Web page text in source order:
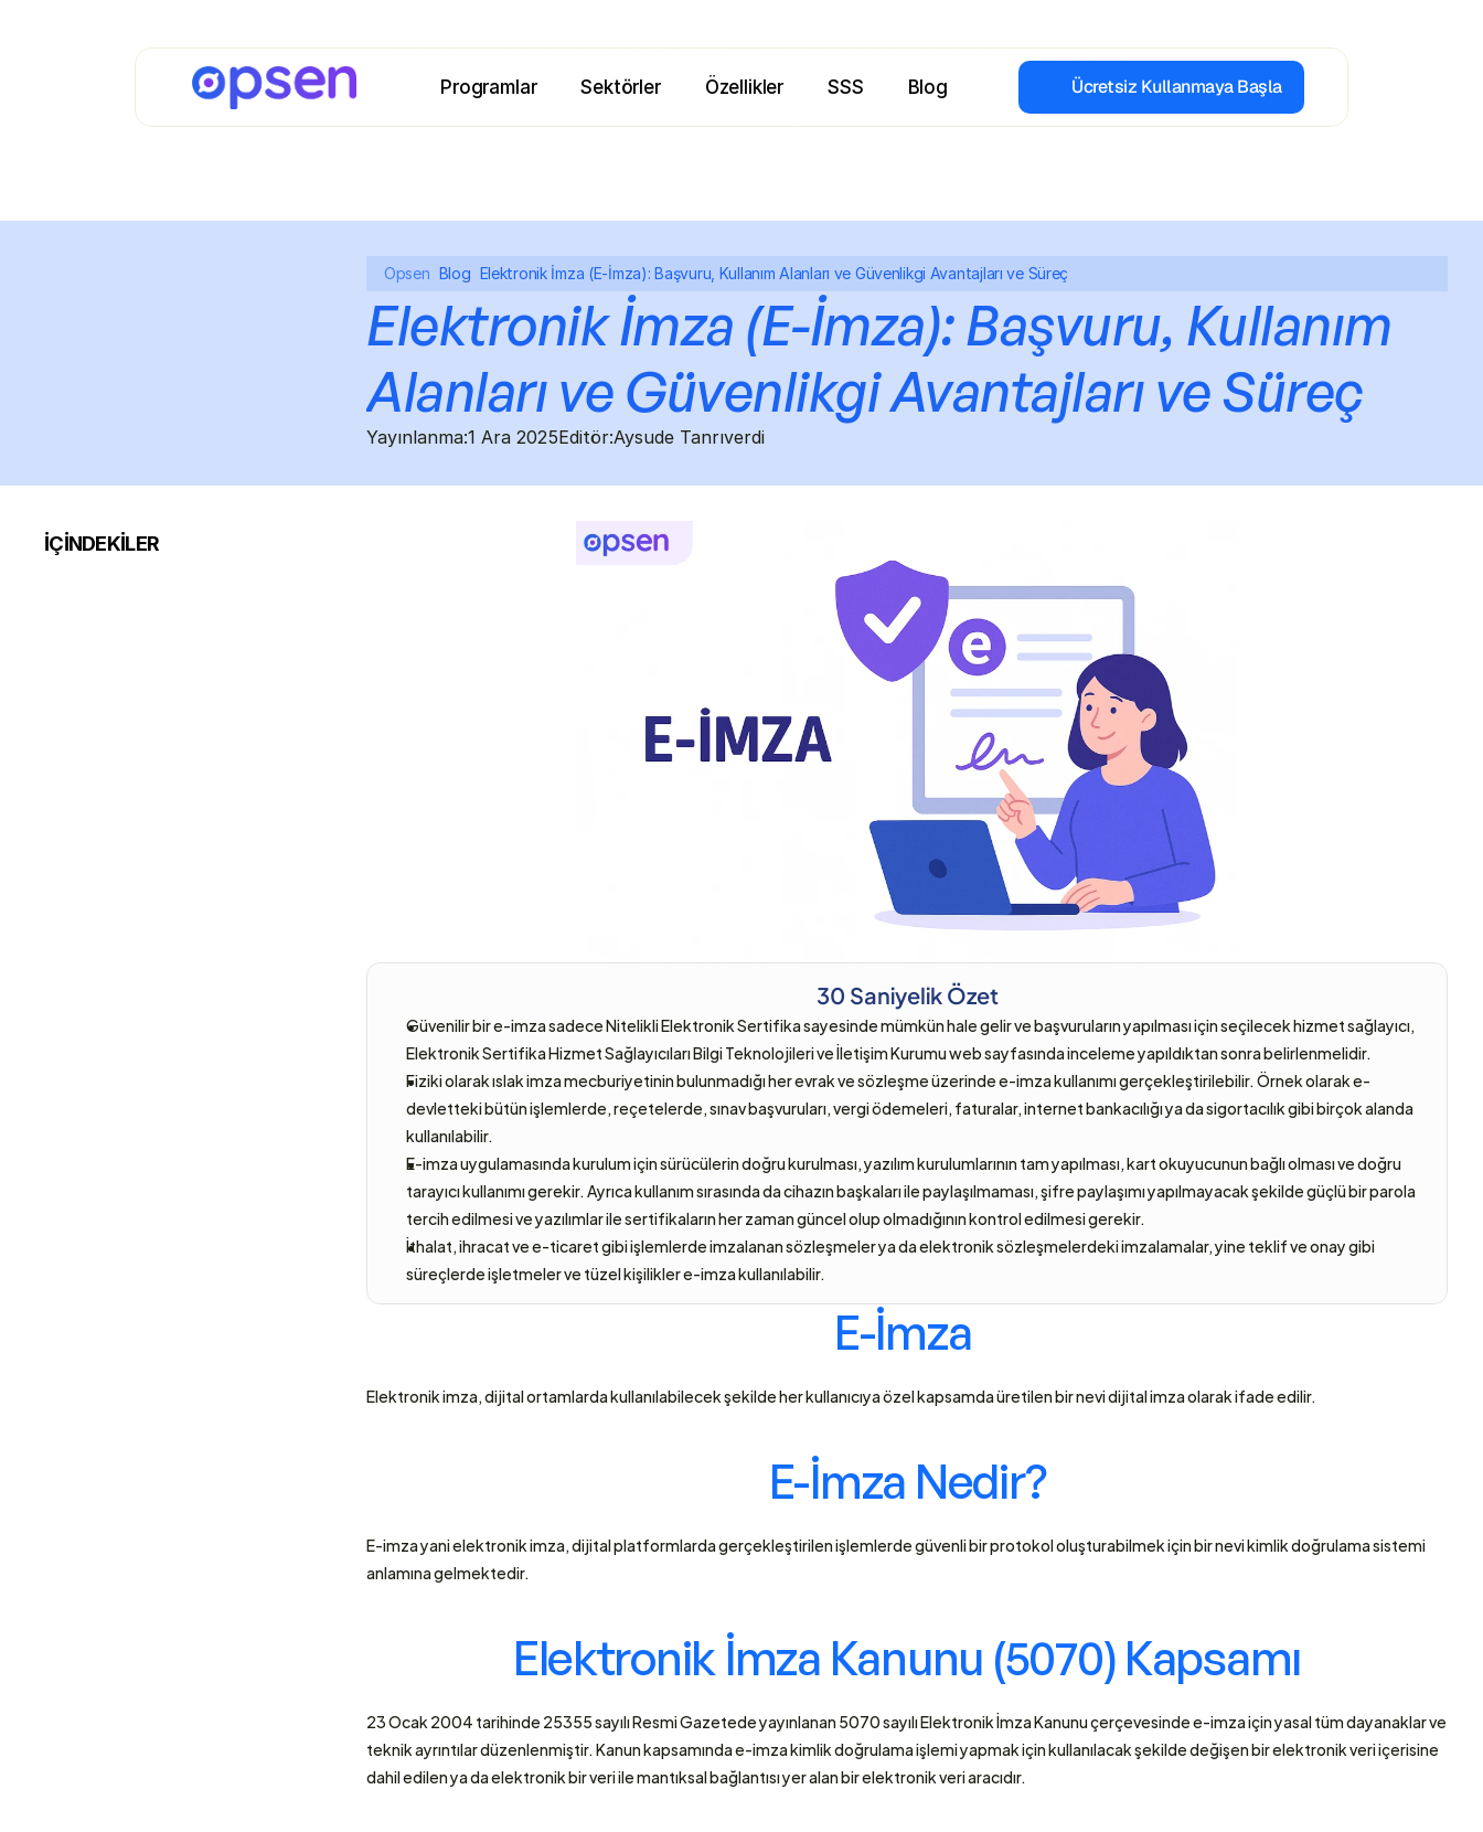
Programlar Sektörler Özellikler SSS Blog Ücretsiz Kullanmaya Başla
Opsen Blog Elektronik İmza (E-İmza): Başvuru, Kullanım Alanları ve Güvenlikgi Avantajları ve Süreç
Elektronik İmza (E-İmza): Başvuru, Kullanım
Alanları ve Güvenlikgi Avantajları ve Süreç
Yayınlanma:1 Ara 2025Editör:Aysude Tanrıverdi
İÇİNDEKİLER
30 Saniyelik Özet
Güvenilir bir e-imza sadece Nitelikli Elektronik Sertifika sayesinde mümkün hale gelir ve başvuruların yapılması için seçilecek hizmet sağlayıcı,
Elektronik Sertifika Hizmet Sağlayıcıları Bilgi Teknolojileri ve İletişim Kurumu web sayfasında inceleme yapıldıktan sonra belirlenmelidir.
Fiziki olarak ıslak imza mecburiyetinin bulunmadığı her evrak ve sözleşme üzerinde e-imza kullanımı gerçekleştirilebilir. Örnek olarak e-
devletteki bütün işlemlerde, reçetelerde, sınav başvuruları, vergi ödemeleri, faturalar, internet bankacılığı ya da sigortacılık gibi birçok alanda
kullanılabilir.
E-imza uygulamasında kurulum için sürücülerin doğru kurulması, yazılım kurulumlarının tam yapılması, kart okuyucunun bağlı olması ve doğru
tarayıcı kullanımı gerekir. Ayrıca kullanım sırasında da cihazın başkaları ile paylaşılmaması, şifre paylaşımı yapılmayacak şekilde güçlü bir parola
tercih edilmesi ve yazılımlar ile sertifikaların her zaman güncel olup olmadığının kontrol edilmesi gerekir.
İthalat, ihracat ve e-ticaret gibi işlemlerde imzalanan sözleşmeler ya da elektronik sözleşmelerdeki imzalamalar, yine teklif ve onay gibi
süreçlerde işletmeler ve tüzel kişilikler e-imza kullanılabilir.
E-İmza
Elektronik imza, dijital ortamlarda kullanılabilecek şekilde her kullanıcıya özel kapsamda üretilen bir nevi dijital imza olarak ifade edilir.
E-İmza Nedir?
E-imza yani elektronik imza, dijital platformlarda gerçekleştirilen işlemlerde güvenli bir protokol oluşturabilmek için bir nevi kimlik doğrulama sistemi
anlamına gelmektedir.
Elektronik İmza Kanunu (5070) Kapsamı
23 Ocak 2004 tarihinde 25355 sayılı Resmi Gazetede yayınlanan 5070 sayılı Elektronik İmza Kanunu çerçevesinde e-imza için yasal tüm dayanaklar ve
teknik ayrıntılar düzenlenmiştir. Kanun kapsamında e-imza kimlik doğrulama işlemi yapmak için kullanılacak şekilde değişen bir elektronik veri içerisine
dahil edilen ya da elektronik bir veri ile mantıksal bağlantısı yer alan bir elektronik veri aracıdır.